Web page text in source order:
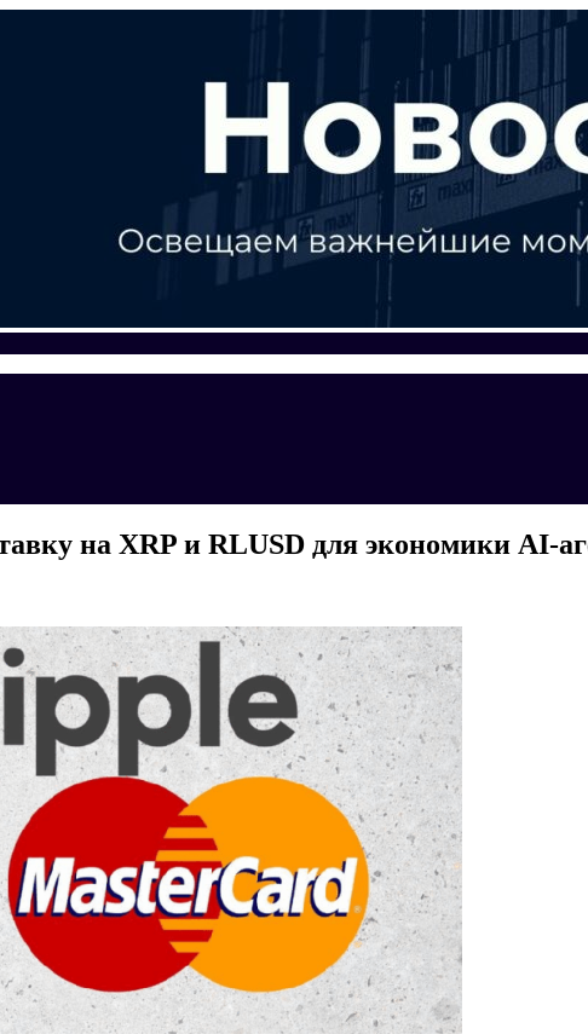
на XRP и RLUSD для экономики AI-